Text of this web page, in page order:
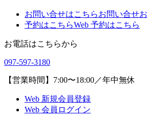
お問い合せはこちらお問い合せ
予約はこちらWeb 予約はこちら
お電話はこちらから
097-597-3180
【営業時間】7:00〜18:00／年中無休
Web 新規会員登録
Web 会員ログイン